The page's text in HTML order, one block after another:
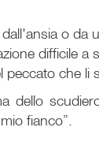
o da
difficile a
che li
dello
fianco”.